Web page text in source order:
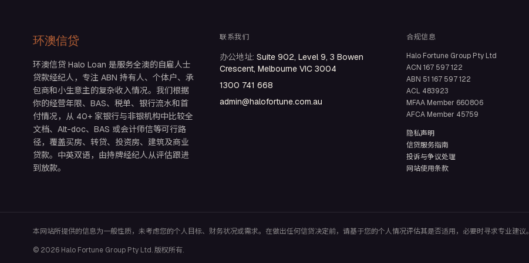
环澳信贷
环澳信贷 Halo Loan 是服务全澳的自雇人士
贷款经纪人，专注 ABN 持有人、个体户、承
包商和小生意主的复杂收入情况。我们根据
你的经营年限、BAS、税单、银行流水和首
付情况，从 40+ 家银行与非银机构中比较全
文档、Alt-doc、BAS 或会计师信等可行路
径，覆盖买房、转贷、投资房、建筑及商业
贷款。中英双语，由持牌经纪人从评估跟进
到放款。
联系我们
办公地址: Suite 902, Level 9, 3 Bowen
Crescent, Melbourne VIC 3004
1300 741 668
admin@halofortune.com.au
合规信息
Halo Fortune Group Pty Ltd
ACN 167 597 122
ABN 51 167 597 122
ACL 483923
MFAA Member 660806
AFCA Member 45759
隐私声明
信贷服务指南
投诉与争议处理
网站使用条款
本网站所提供的信息为一般性质，未考虑您的个人目标、财务状况或需求。在做出任何信贷决定前，请基于您的个人情况评估其是否适用，必要时寻求专业建议。
© 2026 Halo Fortune Group Pty Ltd. 版权所有.